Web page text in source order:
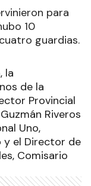
para
10
guardias.
la
de la
Provincial
Riveros
Uno,
y el Director de
Comisario